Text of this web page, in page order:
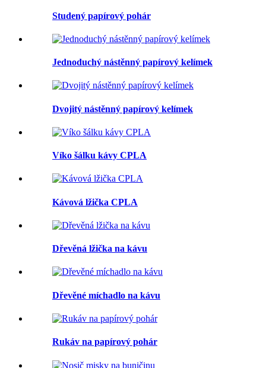
Studený papírový pohár
Jednoduchý nástěnný papírový kelímek
Dvojitý nástěnný papírový kelímek
Víko šálku kávy CPLA
Kávová lžička CPLA
Dřevěná lžička na kávu
Dřevěné míchadlo na kávu
Rukáv na papírový pohár